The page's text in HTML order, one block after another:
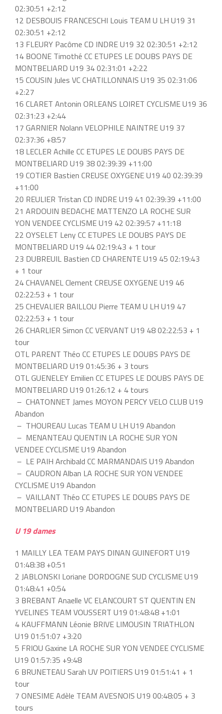
02:30:51 +2:12
12 DESBOUIS FRANCESCHI Louis TEAM U LH U19 31
02:30:51 +2:12
13 FLEURY Pacôme CD INDRE U19 32 02:30:51 +2:12
14 BOONE Timothé CC ETUPES LE DOUBS PAYS DE
MONTBELIARD U19 34 02:31:01 +2:22
15 COUSIN Jules VC CHATILLONNAIS U19 35 02:31:06
+2:27
16 CLARET Antonin ORLEANS LOIRET CYCLISME U19 36
02:31:23 +2:44
17 GARNIER Nolann VELOPHILE NAINTRE U19 37
02:37:36 +8:57
18 LECLER Achille CC ETUPES LE DOUBS PAYS DE
MONTBELIARD U19 38 02:39:39 +11:00
19 COTIER Bastien CREUSE OXYGENE U19 40 02:39:39
+11:00
20 REULIER Tristan CD INDRE U19 41 02:39:39 +11:00
21 ARDOUIN BEDACHE MATTENZO LA ROCHE SUR
YON VENDEE CYCLISME U19 42 02:39:57 +11:18
22 OYSELET Leny CC ETUPES LE DOUBS PAYS DE
MONTBELIARD U19 44 02:19:43 + 1 tour
23 DUBREUIL Bastien CD CHARENTE U19 45 02:19:43
+ 1 tour
24 CHAVANEL Clement CREUSE OXYGENE U19 46
02:22:53 + 1 tour
25 CHEVALIER BAILLOU Pierre TEAM U LH U19 47
02:22:53 + 1 tour
26 CHARLIER Simon CC VERVANT U19 48 02:22:53 + 1
tour
OTL PARENT Théo CC ETUPES LE DOUBS PAYS DE
MONTBELIARD U19 01:45:36 + 3 tours
OTL GUENELEY Emilien CC ETUPES LE DOUBS PAYS DE
MONTBELIARD U19 01:26:12 + 4 tours
– CHATONNET James MOYON PERCY VELO CLUB U19
Abandon
– THOUREAU Lucas TEAM U LH U19 Abandon
– MENANTEAU QUENTIN LA ROCHE SUR YON
VENDEE CYCLISME U19 Abandon
– LE PAIH Archibald CC MARMANDAIS U19 Abandon
– CAUDRON Alban LA ROCHE SUR YON VENDEE
CYCLISME U19 Abandon
– VAILLANT Théo CC ETUPES LE DOUBS PAYS DE
MONTBELIARD U19 Abandon
U 19 dames
1 MAILLY LEA TEAM PAYS DINAN GUINEFORT U19
01:48:38 +0:51
2 JABLONSKI Loriane DORDOGNE SUD CYCLISME U19
01:48:41 +0:54
3 BREBANT Anaelle VC ELANCOURT ST QUENTIN EN
YVELINES TEAM VOUSSERT U19 01:48:48 +1:01
4 KAUFFMANN Léonie BRIVE LIMOUSIN TRIATHLON
U19 01:51:07 +3:20
5 FRIOU Gaxine LA ROCHE SUR YON VENDEE CYCLISME
U19 01:57:35 +9:48
6 BRUNETEAU Sarah UV POITIERS U19 01:51:41 + 1
tour
7 ONESIME Adèle TEAM AVESNOIS U19 00:48:05 + 3
tours